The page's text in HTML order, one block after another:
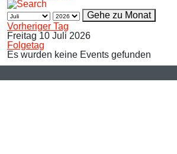
Gehe zu Monat
Vorheriger Tag
Freitag 10 Juli 2026
Folgetag
Es wurden keine Events gefunden